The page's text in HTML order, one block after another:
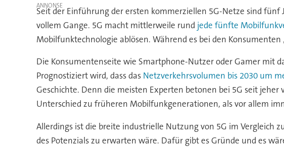
Seit der Einführung der ersten kommerziellen 5G-Netze sind fünf
vollem Gange. 5G macht mittlerweile rund jede fünfte
Mobilfunktechnologie ablösen. Während es bei den
Die Konsumentenseite wie Smartphone-Nutzer oder Gamer mit
Prognostiziert wird, dass das Netzverkehrsvolumen bis 2030 um
Geschichte. Denn die meisten Experten betonen bei 5G seit
Unterschied zu früheren Mobilfunkgenerationen, als vor allem
Allerdings ist die breite industrielle Nutzung von 5G im Vergleich
des Potenzials zu erwarten wäre. Dafür gibt es Gründe und es